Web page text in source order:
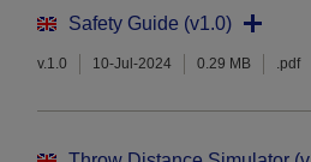
Safety Guide (v1.0)
v.1.0 10-Jul-2024 0.29 MB .pdf